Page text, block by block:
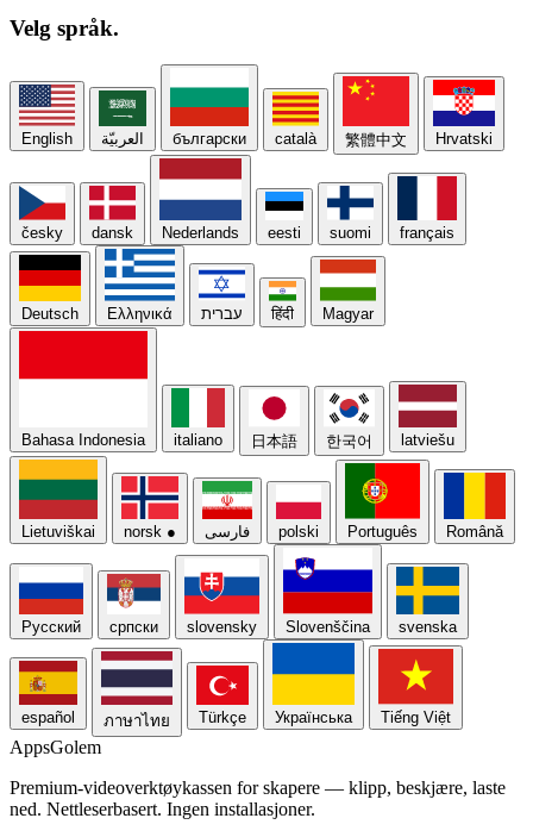
Velg språk.
English العربيّة български català 繁體中文 Hrvatski
česky dansk Nederlands eesti suomi français
Deutsch Ελληνικά עברית हिंदी Magyar
Bahasa Indonesia italiano 日本語 한국어 latviešu
Lietuviškai norsk ● فارسی polski Português Română
Русский српски slovensky Slovenščina svenska
español ภาษาไทย Türkçe Українська Tiếng Việt
AppsGolem
Premium-videoverktøykassen for skapere — klipp, beskjære, laste
ned. Nettleserbasert. Ingen installasjoner.